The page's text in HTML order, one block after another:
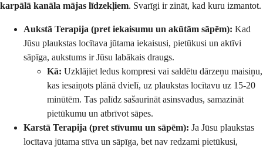
karpālā kanāla mājas līdzekļiem. Svarīgi ir zināt, kad kuru izmantot.
Aukstā Terapija (pret iekaisumu un akūtām sāpēm): Kad
Jūsu plaukstas locītava jūtama iekaisusi, pietūkusi un aktīvi
sāpīga, aukstums ir Jūsu labākais draugs.
Kā: Uzklājiet ledus kompresi vai saldētu dārzeņu maisiņu,
kas iesaiņots plānā dvielī, uz plaukstas locītavu uz 15-20
minūtēm. Tas palīdz sašaurināt asinsvadus, samazināt
pietūkumu un atbrīvot sāpes.
Karstā Terapija (pret stīvumu un sāpēm): Ja Jūsu plaukstas
locītava jūtama stīva un sāpīga, bet nav redzami pietūkusi,